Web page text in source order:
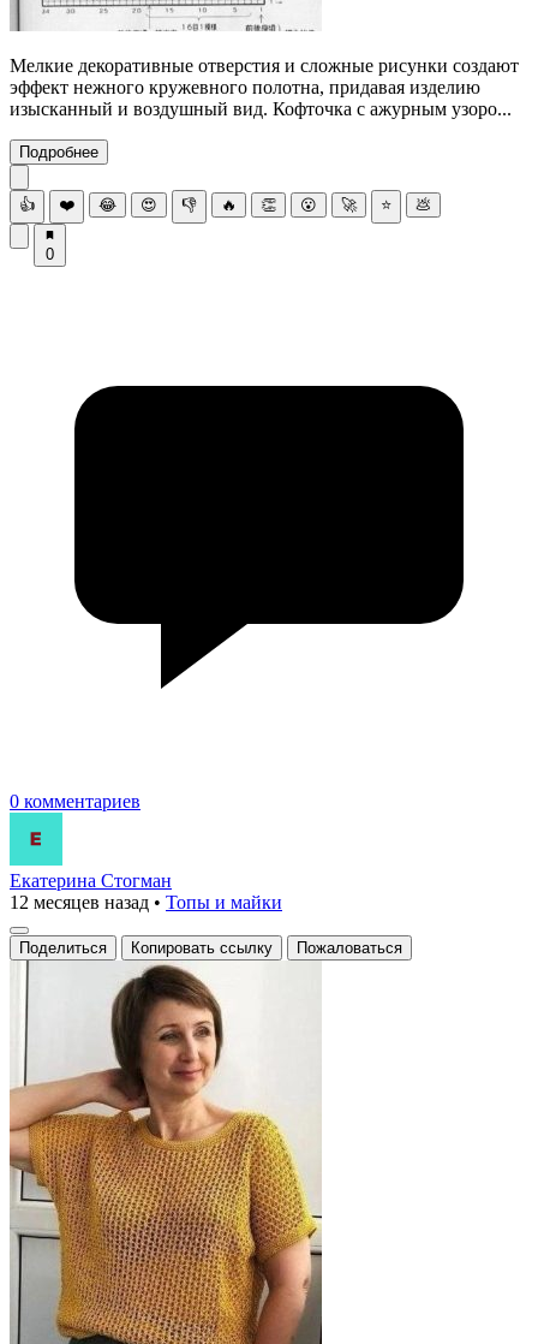
Мелкие декоративные отверстия и сложные рисунки создают
эффект нежного кружевного полотна, придавая изделию
изысканный и воздушный вид. Кофточка с ажурным узоро...
Подробнее
👍 ❤️ 😂 😍 👎 🔥 👏 😮 🚀 ⭐ 💩
0
0 комментариев
Екатерина Стогман
12 месяцев назад • Топы и майки
Поделиться Копировать ссылку Пожаловаться